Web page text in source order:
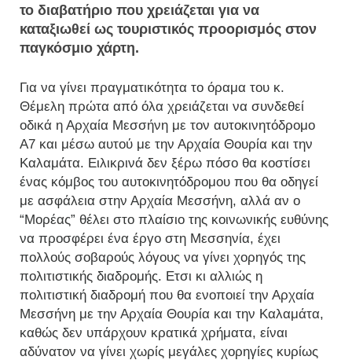
το διαβατήριο που χρειάζεται για να
καταξιωθεί ως τουριστικός προορισμός στον
παγκόσμιο χάρτη.
Για να γίνει πραγματικότητα το όραμα του κ.
Θέμελη πρώτα από όλα χρειάζεται να συνδεθεί
οδικά η Αρχαία Μεσσήνη με τον αυτοκινητόδρομο
Α7 και μέσω αυτού με την Αρχαία Θουρία και την
Καλαμάτα. Ειλικρινά δεν ξέρω πόσο θα κοστίσει
ένας κόμβος του αυτοκινητόδρομου που θα οδηγεί
με ασφάλεια στην Αρχαία Μεσσήνη, αλλά αν ο
“Μορέας” θέλει στο πλαίσιο της κοινωνικής ευθύνης
να προσφέρει ένα έργο στη Μεσσηνία, έχει
πολλούς σοβαρούς λόγους να γίνει χορηγός της
πολιτιστικής διαδρομής. Ετσι κι αλλιώς η
πολιτιστική διαδρομή που θα ενοποιεί την Αρχαία
Μεσσήνη με την Αρχαία Θουρία και την Καλαμάτα,
καθώς δεν υπάρχουν κρατικά χρήματα, είναι
αδύνατον να γίνει χωρίς μεγάλες χορηγίες κυρίως